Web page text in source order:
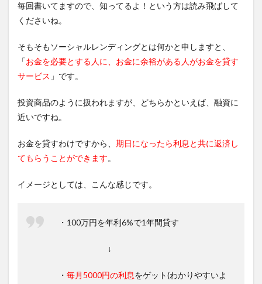
毎回書いてますので、知ってるよ！という方は読み飛ばして
くださいね。
そもそもソーシャルレンディングとは何かと申しますと、
「お金を必要とする人に、お金に余裕がある人がお金を貸す
サービス 」です。
投資商品のように扱われますが、どちらかといえば、融資に
近いですね。
お金を貸すわけですから、 期日になったら利息と共に返済し
てもらうことができます。
イメージとしては、こんな感じです。
・100万円を年利6%で1年間貸す
↓
・ 毎月5000円の利息をゲット(わかりやすいよ